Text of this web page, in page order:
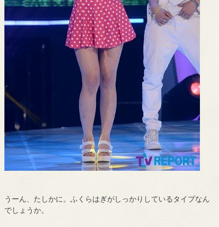
うーん、たしかに。ふくらはぎがしっかりしているタイプなん
でしょうか。